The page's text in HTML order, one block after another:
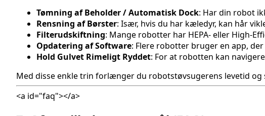
Tømning af Beholder / Automatisk Dock: Har din robot
Rensning af Børster: Især, hvis du har kæledyr, kan hår
Filterudskiftning: Mange robotter har HEPA- eller High-
Opdatering af Software: Flere robotter bruger en app,
Hold Gulvet Rimeligt Ryddet: For at robotten kan
Med disse enkle trin forlænger du robotstøvsugerens levetid
<a id="faq"></a>